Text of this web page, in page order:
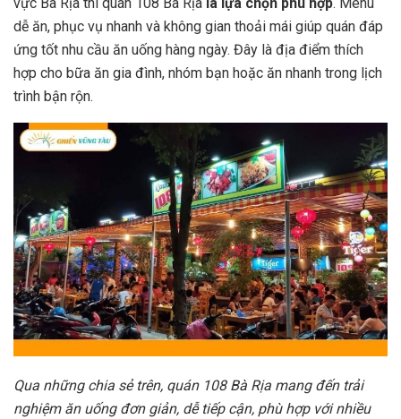
dễ ăn, phục vụ nhanh và không gian thoải mái giúp quán đáp
ứng tốt nhu cầu ăn uống hàng ngày. Đây là địa điểm thích
hợp cho bữa ăn gia đình, nhóm bạn hoặc ăn nhanh trong lịch
trình bận rộn.
Qua những chia sẻ trên, quán 108 Bà Rịa mang đến trải
nghiệm ăn uống đơn giản, dễ tiếp cận, phù hợp với nhiều